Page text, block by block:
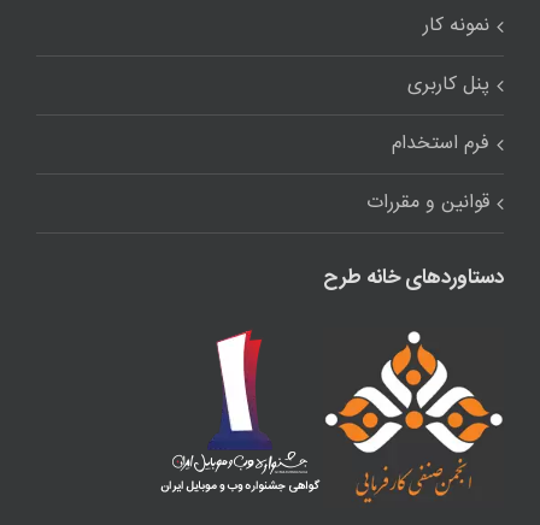
نمونه کار
پنل کاربری
فرم استخدام
قوانین و مقررات
دستاوردهای خانه طرح